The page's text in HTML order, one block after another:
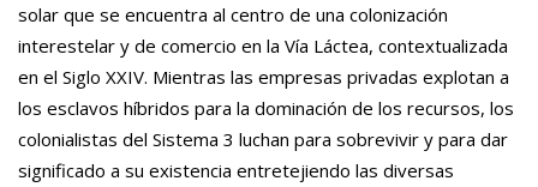
solar que se encuentra al centro de una colonización
interestelar y de comercio en la Vía Láctea, contextualizada
en el Siglo XXIV. Mientras las empresas privadas explotan a
los esclavos híbridos para la dominación de los recursos, los
colonialistas del Sistema 3 luchan para sobrevivir y para dar
significado a su existencia entretejiendo las diversas